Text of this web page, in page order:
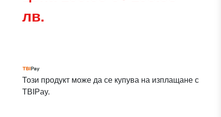
лв.
Този продукт може да се купува на изплащане с
TBIPay.